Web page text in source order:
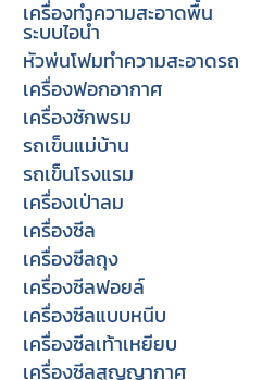
เครื่องทำความสะอาดพื้น
ระบบไอน้ำ
หัวพ่นโฟมทำความสะอาดรถ
เครื่องฟอกอากาศ
เครื่องซักพรม
รถเข็นแม่บ้าน
รถเข็นโรงแรม
เครื่องเป่าลม
เครื่องซีล
เครื่องซีลถุง
เครื่องซีลฟอยล์
เครื่องซีลแบบหนีบ
เครื่องซีลเท้าเหยียบ
เครื่องซีลสูญญากาศ